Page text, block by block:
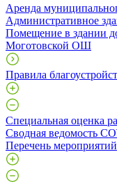
Аренда
Административное
Помещение в здании
Моготовской ОШ
Правила
Специальная оценка
Сводная ведомость
Перечень мероприятий